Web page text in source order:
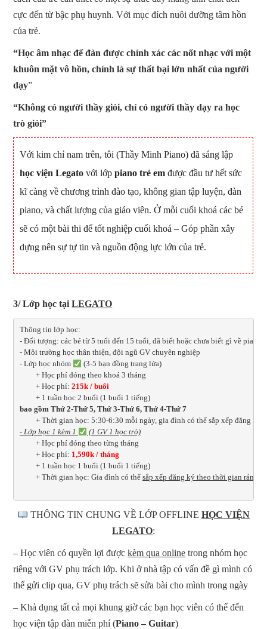
cực đến từ bậc phụ huynh. Với mục đích nuôi dưỡng tâm hồn
của trẻ.
“Học âm nhạc để đàn được chính xác các nốt nhạc với một
khuôn mặt vô hồn, chính là sự thất bại lớn nhất của người
dạy”
“Không có người thầy giỏi, chỉ có người thầy dạy ra học
trò giỏi”
Với kim chỉ nam trên, tôi (Thầy Minh Piano) đã sáng lập
học viện Legato với lớppiano trẻ em được đầu tư hết sức
kĩ càng về chương trình đào tạo, không gian tập luyện, đàn
piano, và chất lượng của giáo viên. Ở mỗi cuối khoá các bé
sẽ có một bài thi để tốt nghiệp cuối khoá – Góp phần xây
dựng nên sự tự tin và nguồn động lực lớn của trẻ.
3/ Lớp học tạiLEGATO
Thông tin lớp học:
- Đối tượng: các bé từ 5 tuổi đến 15 tuổi, đã biết hoặc chưa biết gì về piano
- Môi trường học thân thiện, đội ngũ GV chuyên nghiệp
- Lớp học nhóm
(3-5 bạn đồng trang lứa)
+ Học phí đóng theo khoá 3 tháng
+ Học phí: 215k / buổi
+ 1 tuần học 2 buổi (1 buổi 1 tiếng)
bao gồm Thứ 2-Thứ 5, Thứ 3-Thứ 6, Thứ 4-Thứ 7
+ Thời gian học: 5:30-6:30 mỗi ngày, gia đình có thể sắp xếp đăng ký
- Lớp học 1 kèm 1
(1 GV 1 học trò)
+ Học phí đóng theo từng tháng
+ Học phí: 1,590k / tháng
+ 1 tuần học 1 buổi (1 buổi 1 tiếng)
+ Thời gian học: Gia đình có thể sắp xếp đăng ký theo thời gian rảnh
THÔNG TIN CHUNG VỀ LỚP OFFLINEHỌC VIỆN
LEGATO:
– Học viên có quyền lợi đượckèm qua online trong nhóm học
riêng với GV phụ trách lớp. Khi ở nhà tập có vấn đề gì mình có
thể gửi clip qua, GV phụ trách sẽ sửa bài cho mình trong ngày
– Khả dụng tất cả mọi khung giờ các bạn học viên có thể đến
học viện tập đàn miễn phí (Piano – Guitar)